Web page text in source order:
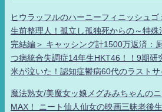
ヒウラッフルのハーニーフィニッシュゴ
生前整理人！孤立し孤独死からの～特
完結編＞ キャッシング計1500万返済：
つ病統合失調症14年生HKT46！！9期研
米が泣いた！認知症鬱病60代のラスト
魔法熟女/美魔女ッ娘メグみみちゃんの
MAX！ ニート仙人仙女の映画三昧老後